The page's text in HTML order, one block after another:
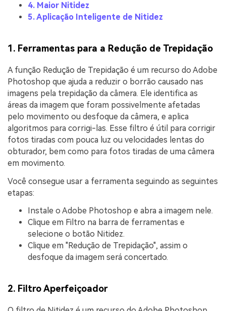
4. Maior Nitidez
5. Aplicação Inteligente de Nitidez
1. Ferramentas para a Redução de Trepidação
A função Redução de Trepidação é um recurso do Adobe
Photoshop que ajuda a reduzir o borrão causado nas
imagens pela trepidação da câmera. Ele identifica as
áreas da imagem que foram possivelmente afetadas
pelo movimento ou desfoque da câmera, e aplica
algoritmos para corrigi-las. Esse filtro é útil para corrigir
fotos tiradas com pouca luz ou velocidades lentas do
obturador, bem como para fotos tiradas de uma câmera
em movimento.
Você consegue usar a ferramenta seguindo as seguintes
etapas:
Instale o Adobe Photoshop e abra a imagem nele.
Clique em Filtro na barra de ferramentas e
selecione o botão Nitidez.
Clique em "Redução de Trepidação", assim o
desfoque da imagem será concertado.
2. Filtro Aperfeiçoador